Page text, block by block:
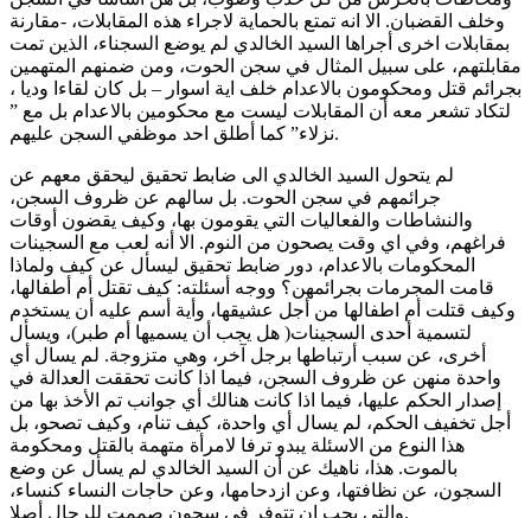
وخلف القضبان. الا انه تمتع بالحماية لاجراء هذه المقابلات، -مقارنة
بمقابلات اخرى أجراها السيد الخالدي لم يوضع السجناء، الذين تمت
مقابلتهم، على سبيل المثال في سجن الحوت، ومن ضمنهم المتهمين
بجرائم قتل ومحكومون بالاعدام خلف اية اسوار – بل كان لقاءا وديا ،
لتكاد تشعر معه أن المقابلات ليست مع محكومين بالاعدام بل مع ”
نزلاء” كما أطلق احد موظفي السجن عليهم.
لم يتحول السيد الخالدي الى ضابط تحقيق ليحقق معهم عن
جرائمهم في سجن الحوت. بل سالهم عن ظروف السجن،
والنشاطات والفعاليات التي يقومون بها، وكيف يقضون أوقات
فراغهم، وفي اي وقت يصحون من النوم. الا أنه لعب مع السجينات
المحكومات بالاعدام، دور ضابط تحقيق ليسأل عن كيف ولماذا
قامت المجرمات بجرائمهن؟ ووجه أسئلته: كيف تقتل أم أطفالها،
وكيف قتلت أم اطفالها من أجل عشيقها، وأية أسم عليه أن يستخدم
لتسمية أحدى السجينات( هل يجب أن يسميها أم طبر)، ويسأل
أخرى، عن سبب أرتباطها برجل آخر، وهي متزوجة. لم يسال أي
واحدة منهن عن ظروف السجن، فيما اذا كانت تحققت العدالة في
إصدار الحكم عليها، فيما اذا كانت هنالك أي جوانب تم الأخذ بها من
أجل تخفيف الحكم، لم يسال أي واحدة، كيف تنام، وكيف تصحو، بل
هذا النوع من الاسئلة يبدو ترفا لامرأة متهمة بالقتل ومحكومة
بالموت. هذا، ناهيك عن أن السيد الخالدي لم يسأل عن وضع
السجون، عن نظافتها، وعن ازدحامها، وعن حاجات النساء كنساء،
والتي يجب ان تتوفر في سجون صممت للرجال أصلا.